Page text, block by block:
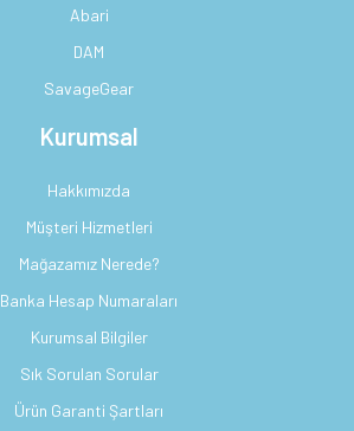
Abari
DAM
SavageGear
Kurumsal
Hakkımızda
Müşteri Hizmetleri
Mağazamız Nerede?
Banka Hesap Numaraları
Kurumsal Bilgiler
Sık Sorulan Sorular
Ürün Garanti Şartları